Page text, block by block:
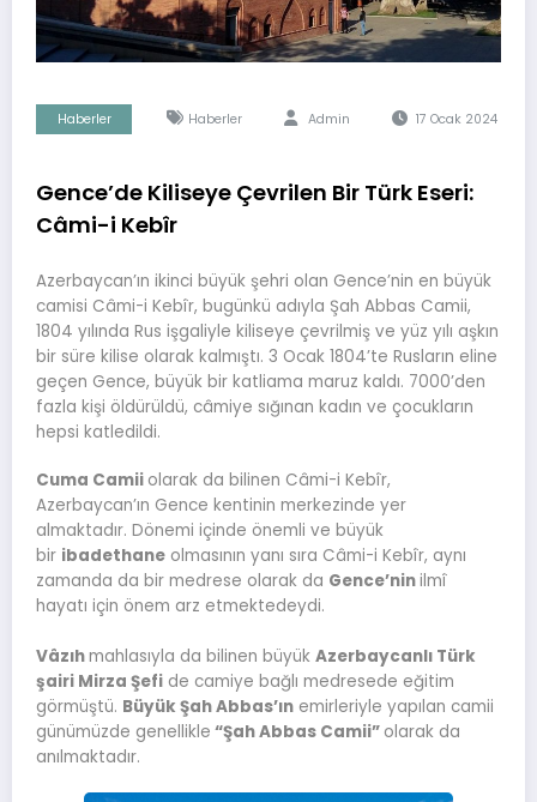
Haberler Haberler Admin 17 Ocak 2024
Gence’de Kiliseye Çevrilen Bir Türk Eseri:
Câmi-i Kebîr
Azerbaycan’ın ikinci büyük şehri olan Gence’nin en büyük
camisi Câmi-i Kebîr, bugünkü adıyla Şah Abbas Camii,
1804 yılında Rus işgaliyle kiliseye çevrilmiş ve yüz yılı aşkın
bir süre kilise olarak kalmıştı. 3 Ocak 1804’te Rusların eline
geçen Gence, büyük bir katliama maruz kaldı. 7000’den
fazla kişi öldürüldü, câmiye sığınan kadın ve çocukların
hepsi katledildi.
Cuma Camii olarak da bilinen Câmi-i Kebîr,
Azerbaycan’ın Gence kentinin merkezinde yer
almaktadır. Dönemi içinde önemli ve büyük
bir ibadethane olmasının yanı sıra Câmi-i Kebîr, aynı
zamanda da bir medrese olarak da Gence’ninilmî
hayatı için önem arz etmektedeydi.
Vâzıhmahlasıyla da bilinen büyük Azerbaycanlı Türk
şairi Mirza Şefi de camiye bağlı medresede eğitim
görmüştü. Büyük Şah Abbas’ın emirleriyle yapılan camii
günümüzde genellikle “Şah Abbas Camii” olarak da
anılmaktadır.